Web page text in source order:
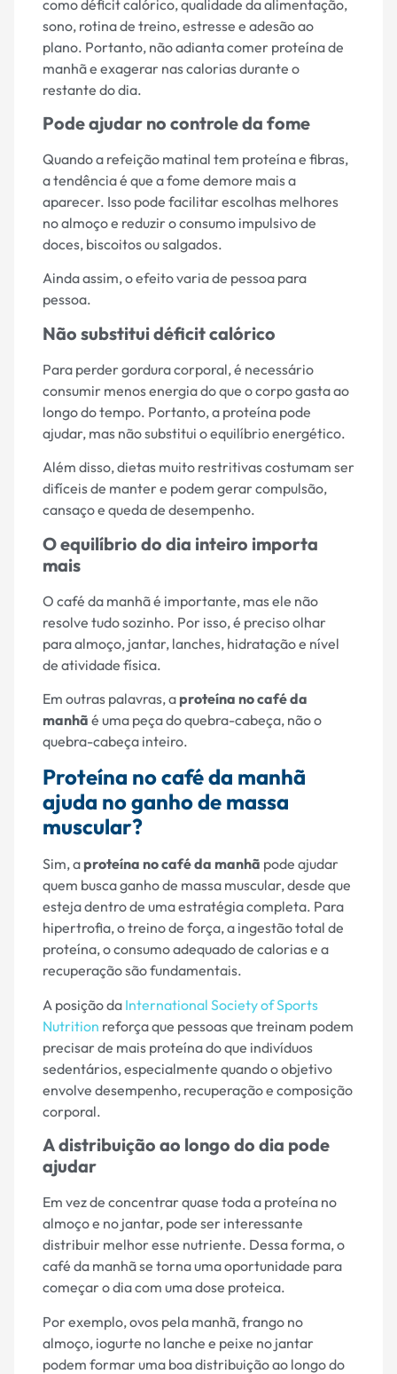
como déficit calórico, qualidade da alimentação,
sono, rotina de treino, estresse e adesão ao
plano. Portanto, não adianta comer proteína de
manhã e exagerar nas calorias durante o
restante do dia.
Pode ajudar no controle da fome
Quando a refeição matinal tem proteína e fibras,
a tendência é que a fome demore mais a
aparecer. Isso pode facilitar escolhas melhores
no almoço e reduzir o consumo impulsivo de
doces, biscoitos ou salgados.
Ainda assim, o efeito varia de pessoa para
pessoa.
Não substitui déficit calórico
Para perder gordura corporal, é necessário
consumir menos energia do que o corpo gasta ao
longo do tempo. Portanto, a proteína pode
ajudar, mas não substitui o equilíbrio energético.
Além disso, dietas muito restritivas costumam ser
difíceis de manter e podem gerar compulsão,
cansaço e queda de desempenho.
O equilíbrio do dia inteiro importa
mais
O café da manhã é importante, mas ele não
resolve tudo sozinho. Por isso, é preciso olhar
para almoço, jantar, lanches, hidratação e nível
de atividade física.
Em outras palavras, aproteína no café da
manhã é uma peça do quebra-cabeça, não o
quebra-cabeça inteiro.
Proteína no café da manhã
ajuda no ganho de massa
muscular?
Sim, aproteína no café da manhã pode ajudar
quem busca ganho de massa muscular, desde que
esteja dentro de uma estratégia completa. Para
hipertrofia, o treino de força, a ingestão total de
proteína, o consumo adequado de calorias e a
recuperação são fundamentais.
A posição da International Society of Sports
Nutrition reforça que pessoas que treinam podem
precisar de mais proteína do que indivíduos
sedentários, especialmente quando o objetivo
envolve desempenho, recuperação e composição
corporal.
A distribuição ao longo do dia pode
ajudar
Em vez de concentrar quase toda a proteína no
almoço e no jantar, pode ser interessante
distribuir melhor esse nutriente. Dessa forma, o
café da manhã se torna uma oportunidade para
começar o dia com uma dose proteica.
Por exemplo, ovos pela manhã, frango no
almoço, iogurte no lanche e peixe no jantar
podem formar uma boa distribuição ao longo do